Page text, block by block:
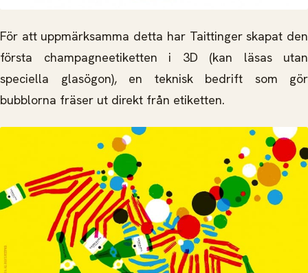
För att uppmärksamma detta har Taittinger skapat den
första champagneetiketten i 3D (kan läsas utan
speciella glasögon), en teknisk bedrift som gör
bubblorna fräser ut direkt från etiketten.